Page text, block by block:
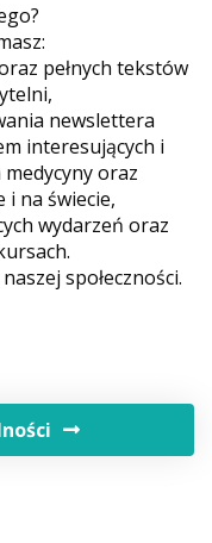
pełnych tekstów
newslettera
interesujących i
oraz
i na świecie,
wydarzeń oraz
społeczności.